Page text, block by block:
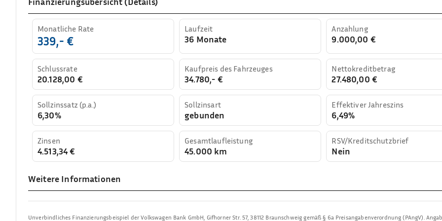
Monatliche Rate
339,- €
Laufzeit
36 Monate
Anzahlung
9.000,00 €
Schlussrate
20.128,00 €
Kaufpreis des Fahrzeuges
34.780,- €
Nettokreditbetrag
27.480,00 €
Sollzinssatz (p.a.)
6,30%
Sollzinsart
gebunden
Effektiver Jahreszins
6,49%
Zinsen
4.513,34 €
Gesamtlaufleistung
45.000 km
RSV/Kreditschutzbrief
Nein
Weitere Informationen
Unverbindliches Finanzierungsbeispiel derVolkswagen Bank GmbH Gifhorner Str. 57, 38112 Braunschweig gemäß § 6a Preisangabenverordnung (PAngV).